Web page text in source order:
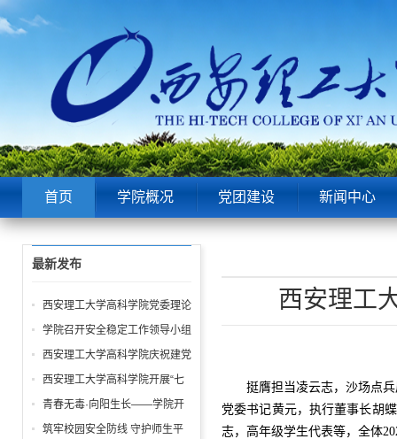
首页 学院概况 党团建设 新闻中心
西安理工
挺膺担当凌云志，沙场点
党委书记黄元，执行董事长胡
志，高年级学生代表等，全体
最新发布
西安理工大学高科学院党委理论
中心组第6次学习聚焦“潜绩”与
“显绩”
学院召开安全稳定工作领导小组
会议 全面部署暑期及秋季开学
校园安全工作
西安理工大学高科学院庆祝建党
105周年暨“七一”表彰大会圆满
举行
西安理工大学高科学院开展“七
一”前夕走访慰问困难学生党员
活动
青春无毒·向阳生长——学院开
展“6・26”国际禁毒日沉浸式主
筑牢校园安全防线 守护师生平